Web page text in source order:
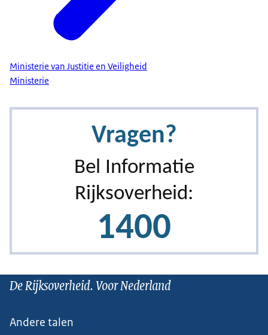
Ministerie van Justitie en Veiligheid
Ministerie
De Rijksoverheid. Voor Nederland
Andere talen